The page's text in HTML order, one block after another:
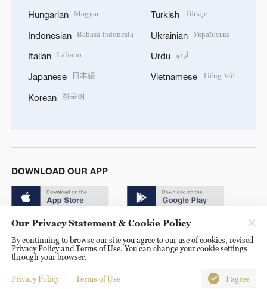
Hungarian Magyar
Indonesian Bahasa Indonesia
Italian Italiano
Japanese 日本語
Korean 한국어
Turkish Türkçe
Ukrainian Українська
Urdu اردو
Vietnamese Tiếng Việt
DOWNLOAD OUR APP
© China Radio International.CRI. All Rights Reserved. 16A
Shijingshan Road, Beijing, China. 100040
Our Privacy Statement & Cookie Policy
By continuing to browse our site you agree to our use of cookies, revised
Privacy Policy and Terms of Use. You can change your cookie settings
through your browser.
Privacy Policy Terms of Use I agree